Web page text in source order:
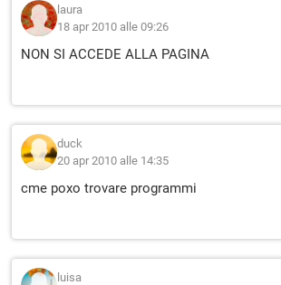
laura
18 apr 2010 alle 09:26
NON SI ACCEDE ALLA PAGINA
duck
20 apr 2010 alle 14:35
cme poxo trovare programmi
luisa